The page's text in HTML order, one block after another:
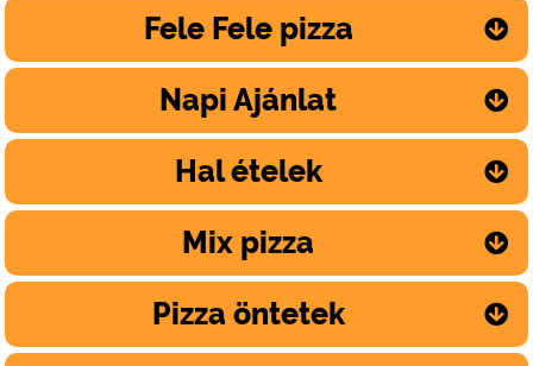
Fele Fele pizza
Napi Ajánlat
Hal ételek
Mix pizza
Pizza öntetek